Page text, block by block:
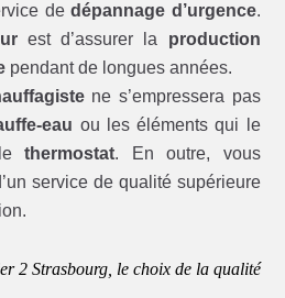
dedépannage d’urgence.
est d’assurer la production
pendant de longues années.
ne s’empressera pas
eau ou les éléments qui le
lethermostat. En outre, vous
service de qualité supérieure
2 Strasbourg, le choix de la qualité